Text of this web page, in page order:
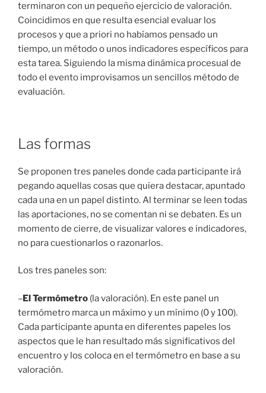
terminaron con un pequeño ejercicio de valoración.
Coincidimos en que resulta esencial evaluar los
procesos y que a priori no habíamos pensado un
tiempo, un método o unos indicadores específicos para
esta tarea. Siguiendo la misma dinámica procesual de
todo el evento improvisamos un sencillos método de
evaluación.
Las formas
Se proponen tres paneles donde cada participante irá
pegando aquellas cosas que quiera destacar, apuntado
cada una en un papel distinto. Al terminar se leen todas
las aportaciones, no se comentan ni se debaten. Es un
momento de cierre, de visualizar valores e indicadores,
no para cuestionarlos o razonarlos.
Los tres paneles son:
–El Termómetro (la valoración). En este panel un
termómetro marca un máximo y un mínimo (0 y 100).
Cada participante apunta en diferentes papeles los
aspectos que le han resultado más significativos del
encuentro y los coloca en el termómetro en base a su
valoración.